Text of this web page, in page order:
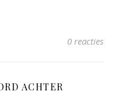
0 reacties
ACHTER